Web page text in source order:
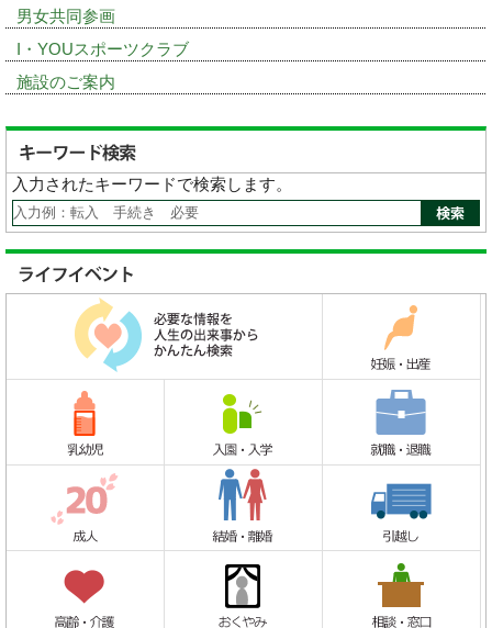
男女共同参画
I・YOUスポーツクラブ
施設のご案内
入力されたキーワードで検索します。